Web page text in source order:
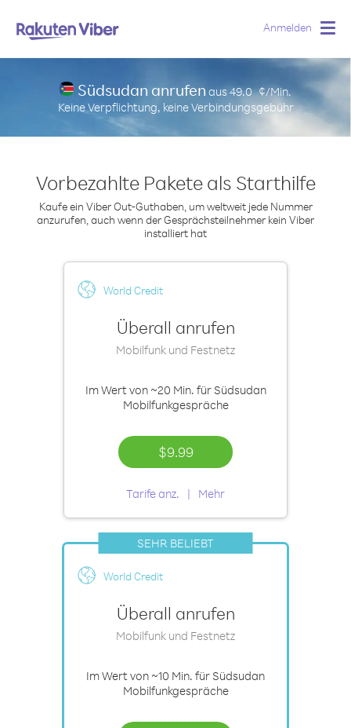
Anmelden
Südsudan anrufenaus49.0 ¢/Min.
Keine Verpflichtung, keine Verbindungsgebühr
Vorbezahlte Pakete als Starthilfe
Kaufe ein Viber Out-Guthaben, um weltweit jede Nummer
anzurufen, auch wenn der Gesprächsteilnehmer kein Viber
installiert hat
World Credit
Überall anrufen
Mobilfunk und Festnetz
Im Wert von ~20 Min. für Südsudan
Mobilfunkgespräche
$9.99
Tarife anz. Mehr
SEHR BELIEBT
World Credit
Überall anrufen
Mobilfunk und Festnetz
Im Wert von ~10 Min. für Südsudan
Mobilfunkgespräche